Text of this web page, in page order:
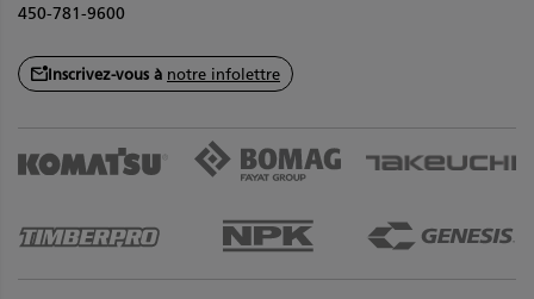
450-781-9600
Inscrivez-vous à notre infolettre